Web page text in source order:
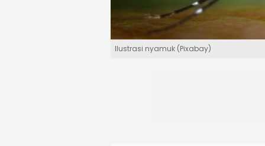
Ilustrasi nyamuk (Pixabay)